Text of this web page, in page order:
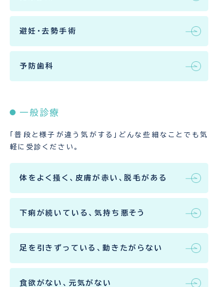
避妊・去勢手術
予防歯科
一般診療
「普段と様子が違う気がする」どんな些細なことでも気
軽に受診ください。
体をよく掻く、皮膚が赤い、脱毛がある
下痢が続いている、気持ち悪そう
足を引きずっている、動きたがらない
食欲がない、元気がない